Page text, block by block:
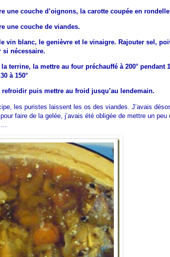
une couche d’oignons, la carotte coupée en
une couche de viandes.
vin blanc, le genièvre et le vinaigre. Rajouter sel,
si nécessaire.
la terrine, la mettre au four préchauffé à 200° pendant
à 150°
refroidir puis mettre au froid jusqu’au lendemain.
les puristes laissent les os des viandes. J’avais
faire de la gelée, j’avais été obligée de mettre un